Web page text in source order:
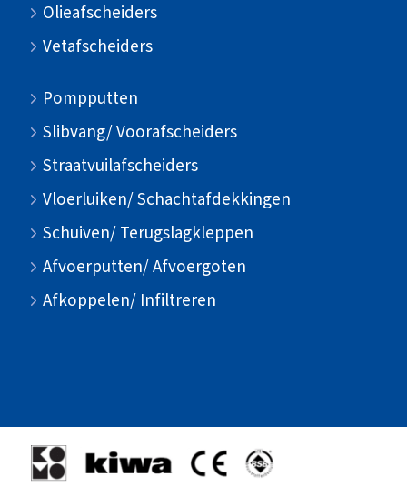
Olieafscheiders
Vetafscheiders
Pompputten
Slibvang/ Voorafscheiders
Straatvuilafscheiders
Vloerluiken/ Schachtafdekkingen
Schuiven/ Terugslagkleppen
Afvoerputten/ Afvoergoten
Afkoppelen/ Infiltreren